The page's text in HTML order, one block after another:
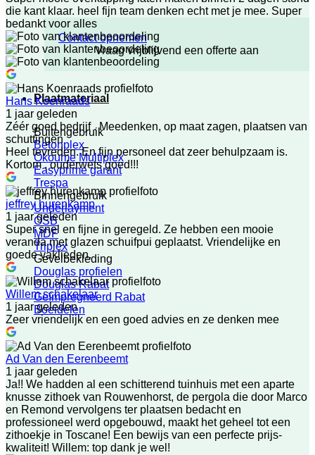
Contact opnemen
Vraag vrijblijvend een offerte aan
Plaatmateriaal
Buitengebruik
Betonplex
Okoume Multiplex
Easyprime garant
Trespa
Binnengebruik
Underlayment
OSB
MDF
Triplex
Gevelbekleding
Douglas profielen
Douglas Rabat
Geïmpregneerd Rabat
Boeidelen
die kant klaar. heel fijn team denken echt met je mee. Super
bedankt voor alles
Hans Koenraads
1 jaar geleden
Zéér goed bedrijf . Meedenken, op maat zagen, plaatsen van
schuttingen
Heel tevreden. En fijn personeel dat zeer behulpzaam is.
Kortom , ouderwets goed!!!
jeffrey hurenkamp
1 jaar geleden
Super snel en fijne in geregeld. Ze hebben een mooie
veranda met glazen schuifpui geplaatst. Vriendelijke en
goede vaklieden.
Willem schakelaar
1 jaar geleden
Zeer vriendelijk en een goed advies en ze denken mee
Ad Van den Eerenbeemt
1 jaar geleden
Ja!! We hadden al een schitterend tuinhuis met een aparte
knusse zithoek van Rouwenhorst, de pergola die door Marco
en Remond vervolgens ter plaatsen bedacht en
professioneel werd opgebouwd, maakt het geheel tot een
zithoekje in Toscane! Een bewijs van een perfecte prijs-
kwaliteit! Willem: top dank je wel!